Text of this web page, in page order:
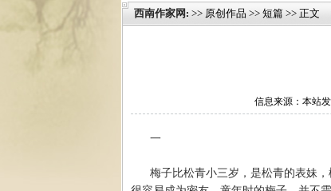
西南作家网 : >> 原创作品 >> 短篇 >> 正文
信息来源：本站
一
梅子比松青小三岁，是松青的表妹